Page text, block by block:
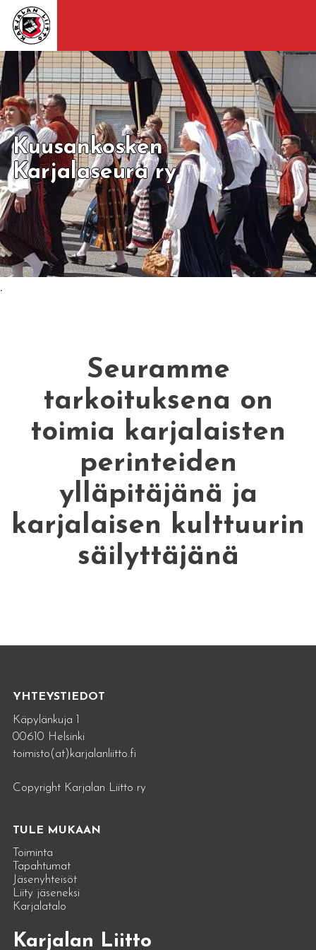
Kuusankosken
Karjalaseura ry
.
Seuramme
tarkoituksena on
toimia karjalaisten
perinteiden
ylläpitäjänä ja
karjalaisen kulttuurin
säilyttäjänä
YHTEYSTIEDOT
Käpylänkuja 1
00610 Helsinki
toimisto(at)karjalanliitto.fi
Copyright Karjalan Liitto ry
TULE MUKAAN
Toiminta
Tapahtumat
Jäsenyhteisöt
Liity jäseneksi
Karjalatalo
Karjalan Liitto